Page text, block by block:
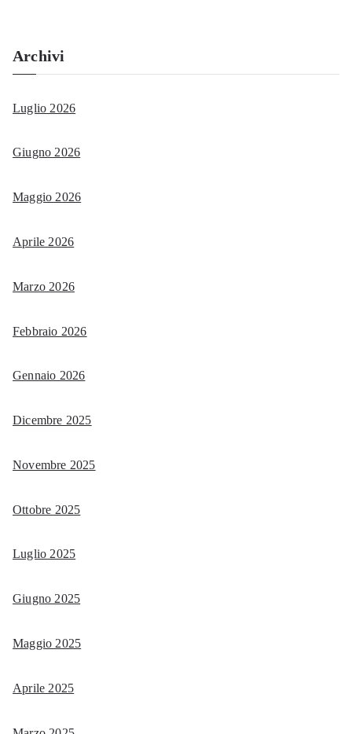
Archivi
Luglio 2026
Giugno 2026
Maggio 2026
Aprile 2026
Marzo 2026
Febbraio 2026
Gennaio 2026
Dicembre 2025
Novembre 2025
Ottobre 2025
Luglio 2025
Giugno 2025
Maggio 2025
Aprile 2025